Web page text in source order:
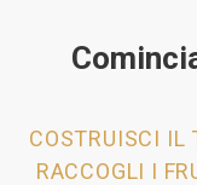
COSTRUISCI IL
RACCOGLI I